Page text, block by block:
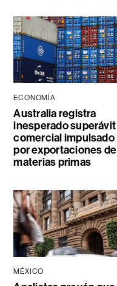
ECONOMÍA
Australia registra
inesperado superávit
comercial impulsado
por exportaciones de
materias primas
MÉXICO